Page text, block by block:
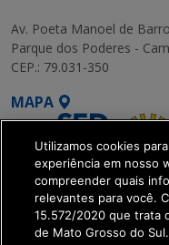
Av. Poeta Manoel de
Parque dos Poderes -
CEP.: 79.031-350
MAPA
SETDIG | Secretaria-
Utilizamos cookies
experiência em nosso
compreender quais
relevantes para você.
15.572/2020 que trata
de Mato Grosso do Sul.